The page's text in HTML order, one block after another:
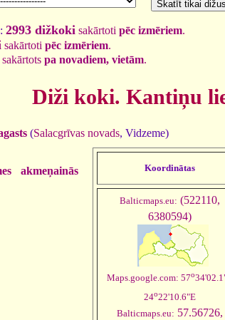
: 2993 dižkoki sakārtoti pēc izmēriem.
sakārtoti pēc izmēriem.
sakārtots pa novadiem, vietām.
Diži koki. Kantiņu
(Salacgrīvas novads, Vidzeme)
akmeņainās
Koordinātas
Balticmaps.eu: (522110,
6380594)
Maps.google.com: 57o
24o22'10.6"E
Balticmaps.eu: 57.56726,